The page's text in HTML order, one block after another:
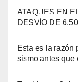
ATAQUES EN
DESVÍO DE
Esta es la razón
sismo antes que